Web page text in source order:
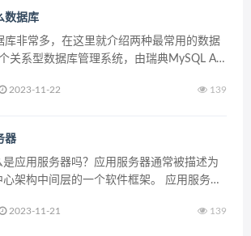
数据库
库非常多，在这里就介绍两种最常用的数据
关系型数据库管理系统，由瑞典MySQL AB
统之一，...
2023-11-22 139
器
应用服务器吗？应用服务器通常被描述为
架构中间层的一个软件框架。 应用服务器
务逻辑）服务器，以及数据库和事务服务...
2023-11-21 139